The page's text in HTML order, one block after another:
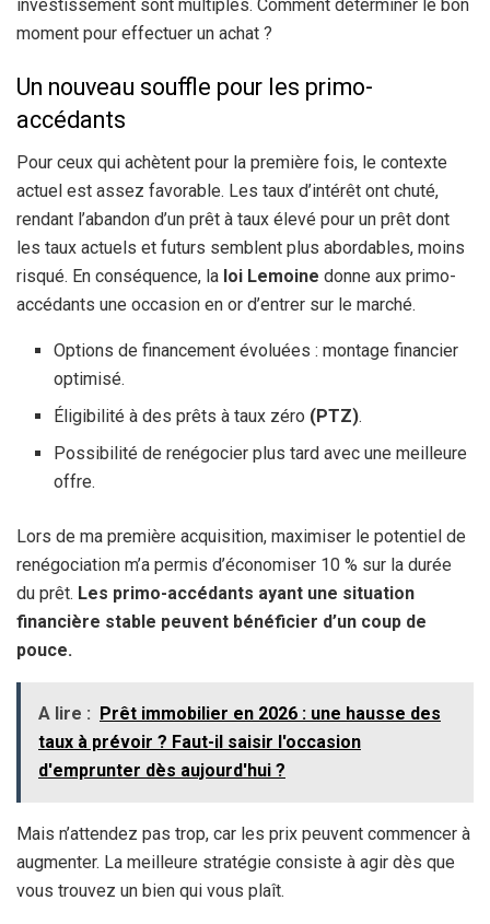
investissement sont multiples. Comment déterminer le bon
moment pour effectuer un achat ?
Un nouveau souffle pour les primo-
accédants
Pour ceux qui achètent pour la première fois, le contexte
actuel est assez favorable. Les taux d’intérêt ont chuté,
rendant l’abandon d’un prêt à taux élevé pour un prêt dont
les taux actuels et futurs semblent plus abordables, moins
risqué. En conséquence, la loi Lemoine donne aux primo-
accédants une occasion en or d’entrer sur le marché.
Options de financement évoluées : montage financier
optimisé.
Éligibilité à des prêts à taux zéro (PTZ).
Possibilité de renégocier plus tard avec une meilleure
offre.
Lors de ma première acquisition, maximiser le potentiel de
renégociation m’a permis d’économiser 10 % sur la durée
du prêt. Les primo-accédants ayant une situation
financière stable peuvent bénéficier d’un coup de
pouce.
A lire : Prêt immobilier en 2026 : une hausse des
taux à prévoir ? Faut-il saisir l'occasion
d'emprunter dès aujourd'hui ?
Mais n’attendez pas trop, car les prix peuvent commencer à
augmenter. La meilleure stratégie consiste à agir dès que
vous trouvez un bien qui vous plaît.